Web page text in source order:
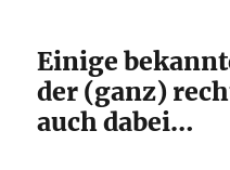
Einige
der (ganz)
auch dabei…